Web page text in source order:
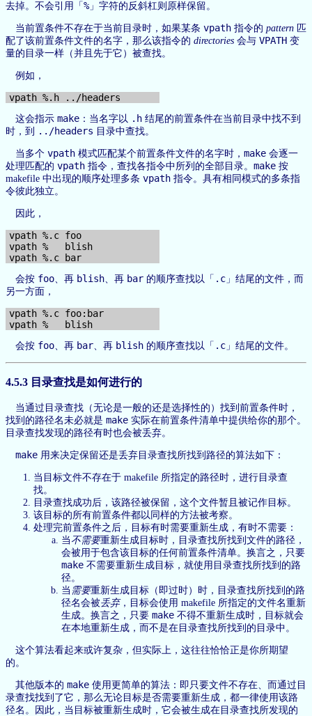
去掉。不会引用「 %」字符的反斜杠则原样保留。
当前置条件不存在于当前目录时，如果某条 vpath 指令的 pattern 匹
配了该前置条件文件的名字，那么该指令的 directories 会与 VPATH 变
量的目录一样（并且先于它）被查找。
例如，
这会指示 make ：当名字以 .h 结尾的前置条件在当前目录中找不到
时，到
../headers 目录中查找。
当多个 vpath 模式匹配某个前置条件文件的名字时， make 会逐一
处理匹配的 vpath 指令，查找各指令中所列的全部目录。 make 按
makefile 中出现的顺序处理多条 vpath 指令。具有相同模式的多条指
令彼此独立。
因此，
vpath %.c foo
vpath %   blish
会按 foo 、再 blish 、再 bar 的顺序查找以「 .c 」结尾的文件，而
另一方面，
vpath %.c foo:bar
会按 foo 、再 bar 、再 blish 的顺序查找以「 .c 」结尾的文件。
4.5.3 目录查找是如何进行的
当通过目录查找（无论是一般的还是选择性的）找到前置条件时，
找到的路径名未必就是 make 实际在前置条件清单中提供给你的那个。
目录查找发现的路径有时也会被丢弃。
make 用来决定保留还是丢弃目录查找所找到路径的算法如下：
当目标文件不存在于 makefile 所指定的路径时，进行目录查
找。
目录查找成功后，该路径被保留，这个文件暂且被记作目标。
该目标的所有前置条件都以同样的方法被考察。
处理完前置条件之后，目标有时需要重新生成，有时不需要：
当 不需要重新生成目标时，目录查找所找到文件的路径，
会被用于包含该目标的任何前置条件清单。换言之，只要
make 不需要重新生成目标，就使用目录查找所找到的路
径。
当 需要重新生成目标（即过时）时，目录查找所找到的路
径名会被丢弃，目标会使用 makefile 所指定的文件名重新
生成。换言之，只要 make 不得不重新生成时，目标就会
在本地重新生成，而不是在目录查找所找到的目录中。
这个算法看起来或许复杂，但实际上，这往往恰恰正是你所期望
的。
其他版本的 make 使用更简单的算法：即只要文件不存在、而通过目
录查找找到了它，那么无论目标是否需要重新生成，都一律使用该路
径名。因此，当目标被重新生成时，它会被生成在目录查找所发现的